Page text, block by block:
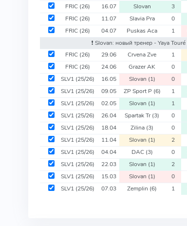
FRIC (26) 16.07 Slovan 3
FRIC (26) 11.07 Slavia Pra 0
FRIC (26) 04.07 Puskas Aca 1
❗️ Slovan: новый тренер - Yaya Touré
FRIC (26) 29.06 Crvena Zve 1
FRIC (26) 24.06 Grazer AK 0
SLV1 (25/26) 16.05 Slovan (1) 0
SLV1 (25/26) 09.05 ZP Sport P (6) 1
SLV1 (25/26) 02.05 Slovan (1) 1
SLV1 (25/26) 26.04 Spartak Tr(3) 0
SLV1 (25/26) 18.04 Zilina (3) 0
SLV1 (25/26) 11.04 Slovan (1) 2
SLV1 (25/26) 04.04 DAC (3) 0
SLV1 (25/26) 22.03 Slovan (1) 2
SLV1 (25/26) 15.03 Slovan (1) 0
SLV1 (25/26) 07.03 Zemplin (6) 1